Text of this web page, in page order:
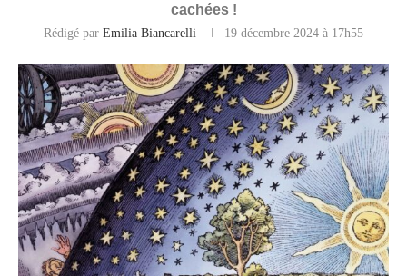
cachées !
Rédigé par Emilia Biancarelli 19 décembre 2024 à 17h55